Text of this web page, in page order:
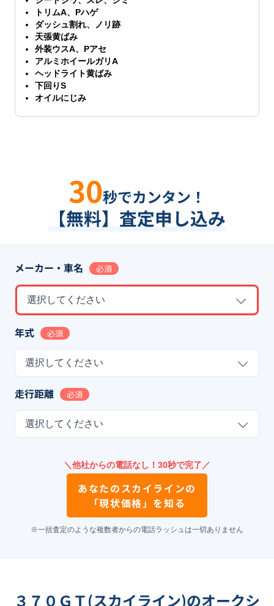
トリムA、Pハゲ
ダッシュ割れ、ノリ跡
天張黄ばみ
外装ウスA、Pアセ
アルミホイールガリA
ヘッドライト黄ばみ
下回りS
オイルにじみ
30秒でカンタン！
【無料】査定申し込み
メーカー・車名 必須
選択してください
年式 必須
選択してください
走行距離 必須
選択してください
＼他社からの電話なし！30秒で完了／
あなたのスカイラインの
「現状価格」を知る
※一括査定のような複数者からの電話ラッシュは一切ありません
３７０ＧＴ(スカイライン)のオークシ